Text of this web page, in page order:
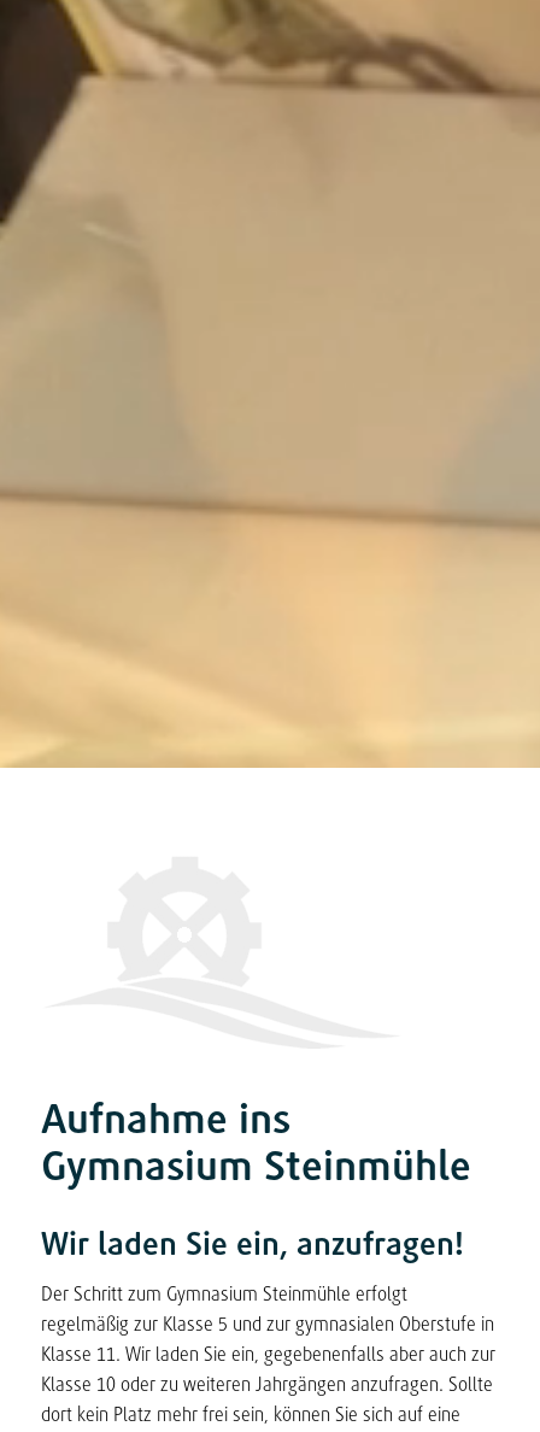
Aufnahme ins
Gymnasium Steinmühle
Wir laden Sie ein, anzufragen!
Der Schritt zum Gymnasium Steinmühle erfolgt
regelmäßig zur Klasse 5 und zur gymnasialen Oberstufe in
Klasse 11. Wir laden Sie ein, gegebenenfalls aber auch zur
Klasse 10 oder zu weiteren Jahrgängen anzufragen. Sollte
dort kein Platz mehr frei sein, können Sie sich auf eine